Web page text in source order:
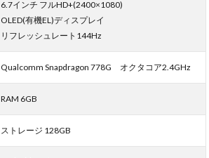
6.7インチ フルHD+(2400×1080)
OLED(有機EL)ディスプレイ
リフレッシュレート144Hz
Qualcomm Snapdragon 778G オクタコア2.4GHz
RAM 6GB
ストレージ 128GB